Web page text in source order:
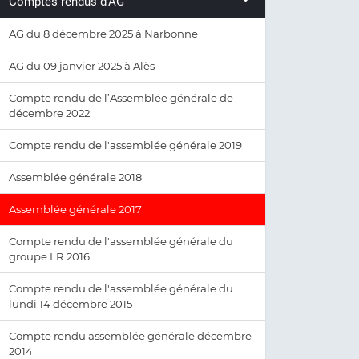
AG du 8 décembre 2025 à Narbonne
AG du 09 janvier 2025 à Alès
Compte rendu de l’Assemblée générale de
décembre 2022
Compte rendu de l'assemblée générale 2019
Assemblée générale 2018
Assemblée générale 2017
Compte rendu de l'assemblée générale du
groupe LR 2016
Compte rendu de l'assemblée générale du
lundi 14 décembre 2015
Compte rendu assemblée générale décembre
2014